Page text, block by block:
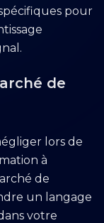
pour
de
lors de
à
de
un langage
votre